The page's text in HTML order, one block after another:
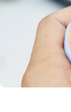
Exámenes Orales
Tratamiento
Programa
Tratamiento de
Protectores